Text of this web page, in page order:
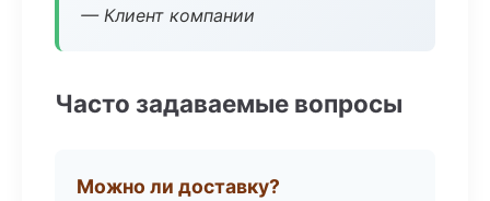
— Клиент компании
Часто задаваемые вопросы
Можно ли доставку?